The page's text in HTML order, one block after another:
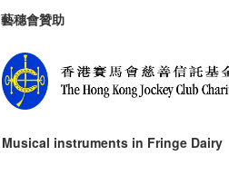
藝穗會贊助
Musical instruments in Fringe Dairy